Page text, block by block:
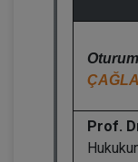
Prof.